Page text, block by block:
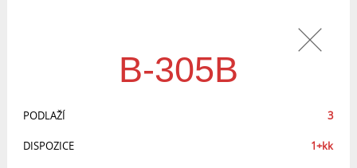
B-305B
PODLAŽÍ 3
DISPOZICE 1+kk